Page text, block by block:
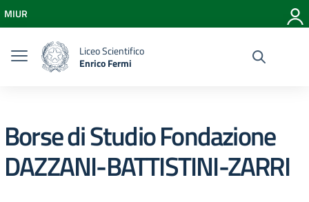
Vai al menu di navigazione
Vai al footer
MIUR
Liceo Scientifico
Enrico Fermi
Borse di Studio Fondazione
DAZZANI-BATTISTINI-ZARRI